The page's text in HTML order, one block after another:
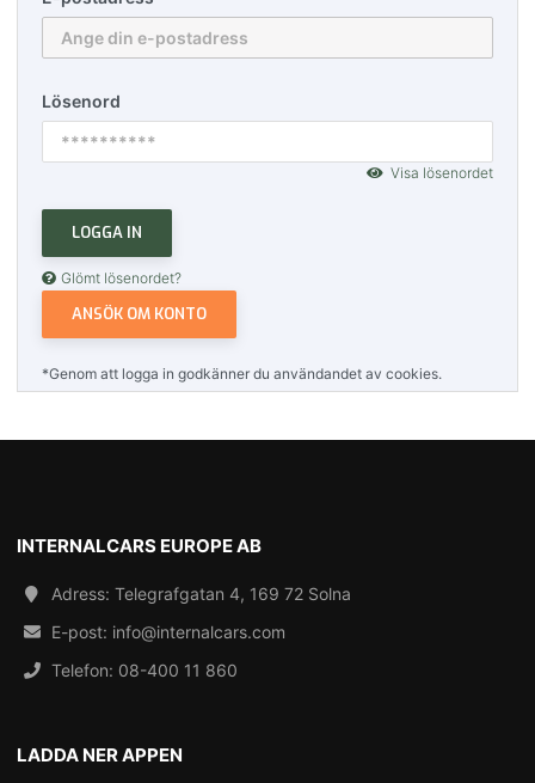
Lösenord
Visa lösenordet
LOGGA IN
Glömt lösenordet?
ANSÖK OM KONTO
*Genom att logga in godkänner du användandet av cookies.
INTERNALCARS EUROPE AB
Adress: Telegrafgatan 4, 169 72 Solna
E-post: info@internalcars.com
Telefon: 08-400 11 860
LADDA NER APPEN